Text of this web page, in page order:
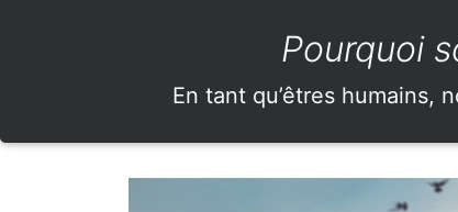
Pourquoi
En tant qu’êtres humains,